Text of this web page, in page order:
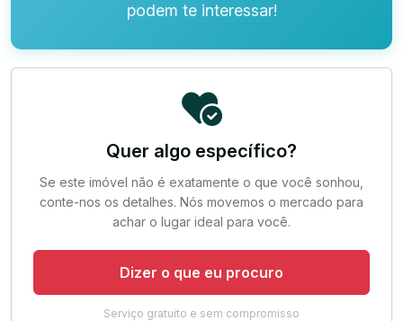
podem te interessar!
Quer algo específico?
Se este imóvel não é exatamente o que você sonhou,
conte-nos os detalhes. Nós movemos o mercado para
achar o lugar ideal para você.
Dizer o que eu procuro
Serviço gratuito e sem compromisso